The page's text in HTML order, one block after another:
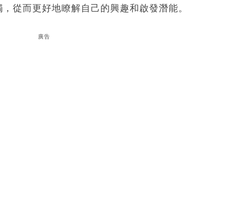
從而更好地瞭解自己的興趣和啟發潛能。
廣告